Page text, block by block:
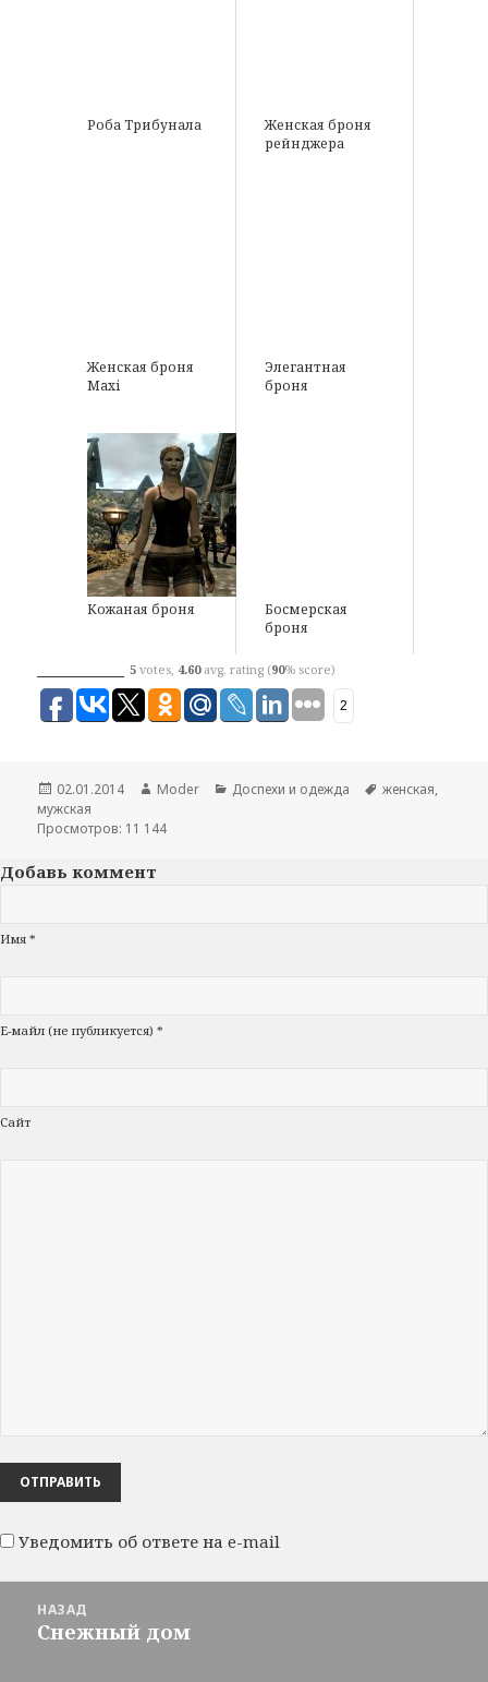
Роба Трибунала
Женская броня
рейнджера
Женская броня
Maxi
Элегантная
броня
Кожаная броня
Босмерская
броня
5 votes, 4.60avg. rating (90% score)
2
Опубликовано
02.01.2014 Автор
Moder Рубрики
Доспехи и одежда Метки
женская,
мужская
Просмотров: 11 144
Добавь коммент
Имя *
Е-майл (не публикуется) *
Сайт
Уведомить об ответе на e-mail
записям
НАЗАД
Предыдущая
Снежный дом